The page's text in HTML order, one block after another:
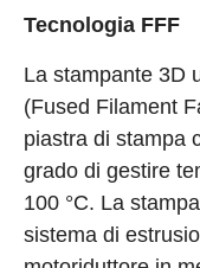
Tecnologia FFF
La stampante 3D
(Fused Filament
piastra di stampa
grado di gestire
100 °C. La
sistema di